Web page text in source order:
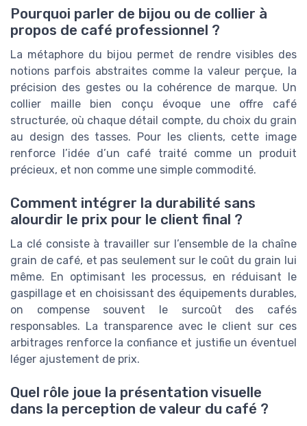
Pourquoi parler de bijou ou de collier à
propos de café professionnel ?
La métaphore du bijou permet de rendre visibles des
notions parfois abstraites comme la valeur perçue, la
précision des gestes ou la cohérence de marque. Un
collier maille bien conçu évoque une offre café
structurée, où chaque détail compte, du choix du grain
au design des tasses. Pour les clients, cette image
renforce l’idée d’un café traité comme un produit
précieux, et non comme une simple commodité.
Comment intégrer la durabilité sans
alourdir le prix pour le client final ?
La clé consiste à travailler sur l’ensemble de la chaîne
grain de café, et pas seulement sur le coût du grain lui
même. En optimisant les processus, en réduisant le
gaspillage et en choisissant des équipements durables,
on compense souvent le surcoût des cafés
responsables. La transparence avec le client sur ces
arbitrages renforce la confiance et justifie un éventuel
léger ajustement de prix.
Quel rôle joue la présentation visuelle
dans la perception de valeur du café ?